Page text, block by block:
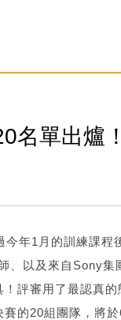
名單出爐！
年1月的訓練課程
、以及來自Sony
評審用了最認真
的20組團隊，將